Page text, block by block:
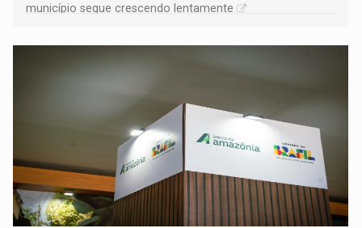
município segue crescendo lentamente